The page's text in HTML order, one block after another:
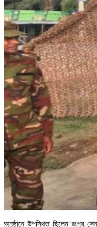
অনুষ্ঠানে উপস্থিত ছিলেন রংপুর